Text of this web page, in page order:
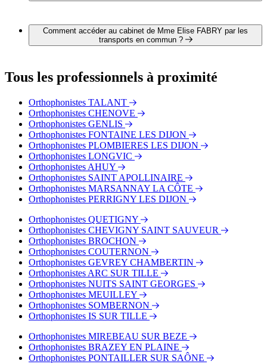
Mme Elise FABRY :
Mme Virginie BORRION MAFAYOUX
Comment accéder au cabinet de Mme Elise FABRY par les
transports en commun ?
arrêts suivants :
Bus - SNCF Vincenot
Bus - Avenue du Lac
Tram - 1er Mai
Tram - Jaurès
Tous les professionnels à proximité
Orthophonistes TALANT
Orthophonistes CHENOVE
Orthophonistes GENLIS
Orthophonistes FONTAINE LES DIJON
Orthophonistes PLOMBIERES LES DIJON
Orthophonistes LONGVIC
Orthophonistes AHUY
Orthophonistes SAINT APOLLINAIRE
Orthophonistes MARSANNAY LA CÔTE
Orthophonistes PERRIGNY LES DIJON
Orthophonistes QUETIGNY
Orthophonistes CHEVIGNY SAINT SAUVEUR
Orthophonistes BROCHON
Orthophonistes COUTERNON
Orthophonistes GEVREY CHAMBERTIN
Orthophonistes ARC SUR TILLE
Orthophonistes NUITS SAINT GEORGES
Orthophonistes MEUILLEY
Orthophonistes SOMBERNON
Orthophonistes IS SUR TILLE
Orthophonistes MIREBEAU SUR BEZE
Orthophonistes BRAZEY EN PLAINE
Orthophonistes PONTAILLER SUR SAÔNE